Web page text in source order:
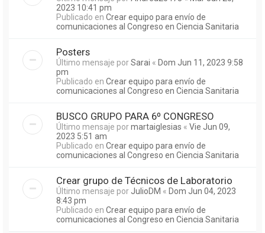
2023 10:41 pm
Publicado en Crear equipo para envío de
comunicaciones al Congreso en Ciencia Sanitaria
Posters
Último mensaje porSarai « Dom Jun 11, 2023 9:58
pm
Publicado en Crear equipo para envío de
comunicaciones al Congreso en Ciencia Sanitaria
BUSCO GRUPO PARA 6º CONGRESO
Último mensaje pormartaiglesias « Vie Jun 09,
2023 5:51 am
Publicado en Crear equipo para envío de
comunicaciones al Congreso en Ciencia Sanitaria
Crear grupo de Técnicos de Laboratorio
Último mensaje por JulioDM « Dom Jun 04, 2023
8:43 pm
Publicado en Crear equipo para envío de
comunicaciones al Congreso en Ciencia Sanitaria